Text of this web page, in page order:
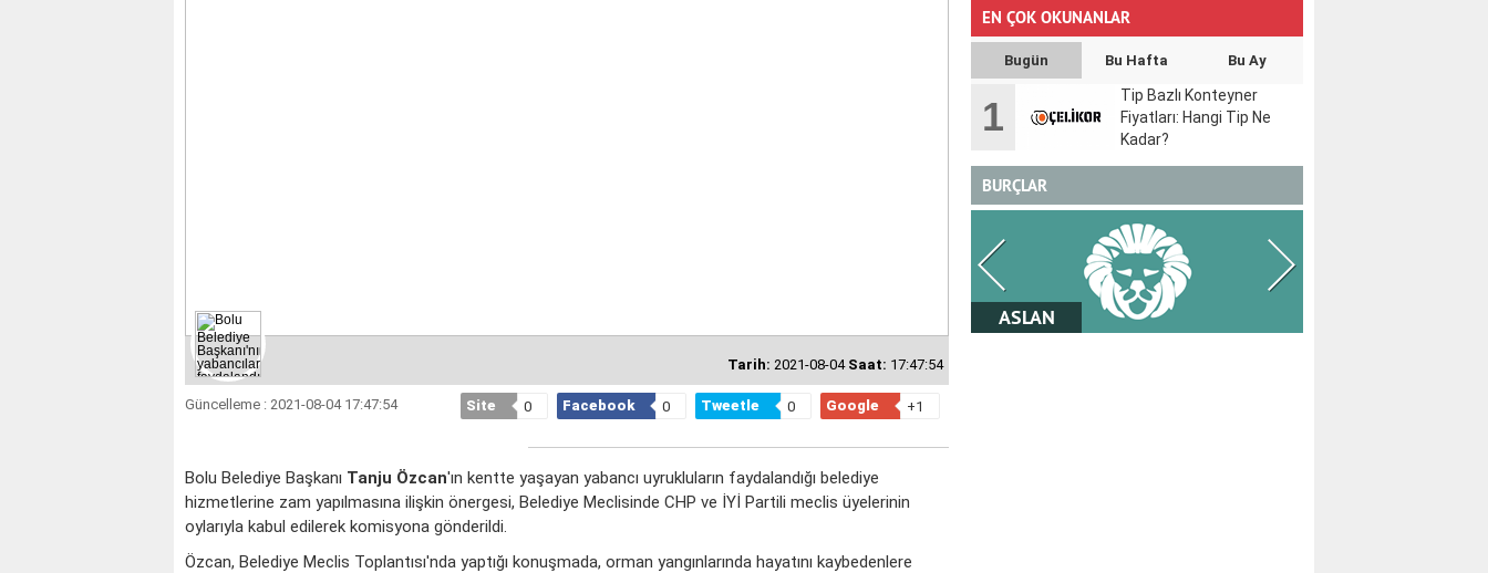
Tarih: 2021-08-04 Saat: 17:47:54
Güncelleme : 2021-08-04 17:47:54 Site 0 Facebook 0 Tweetle 0 Google +1
Bolu Belediye Başkanı Tanju Özcan'ın kentte yaşayan yabancı uyrukluların faydalandığı belediye
hizmetlerine zam yapılmasına ilişkin önergesi, Belediye Meclisinde CHP ve İYİ Partili meclis üyelerinin
oylarıyla kabul edilerek komisyona gönderildi.
Özcan, Belediye Meclis Toplantısı'nda yaptığı konuşmada, orman yangınlarında hayatını kaybedenlere
EN ÇOK OKUNANLAR
Bugün Bu Hafta Bu Ay
1
Tip Bazlı Konteyner
Fiyatları: Hangi Tip Ne
Kadar?
BURÇLAR
ASLAN